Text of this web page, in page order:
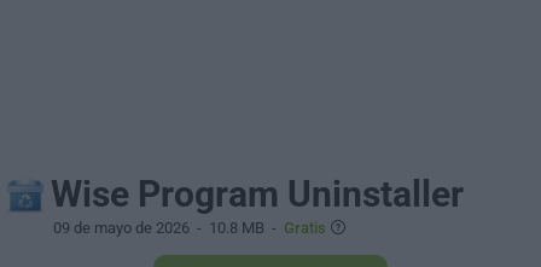
Wise Program Uninstaller
09 de mayo de 2026 - 10.8 MB - Gratis